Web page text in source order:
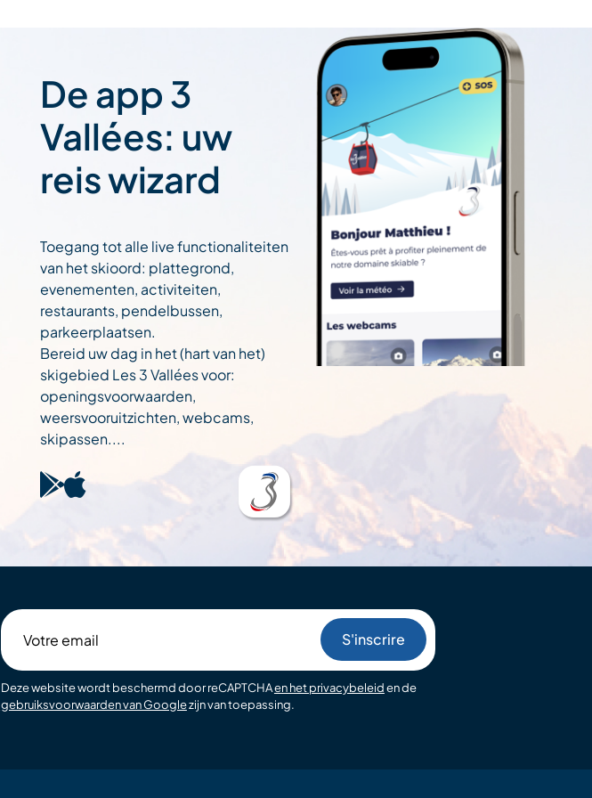
De app 3
Vallées: uw
reis wizard
Toegang tot alle live functionaliteiten
van het skioord: plattegrond,
evenementen, activiteiten,
restaurants, pendelbussen,
parkeerplaatsen.
Bereid uw dag in het (hart van het)
skigebied Les 3 Vallées voor:
openingsvoorwaarden,
weersvooruitzichten, webcams,
skipassen....
email
Deze website wordt beschermd door reCAPTCHAen het privacybeleiden de
gebruiksvoorwaarden van Googlezijn van toepassing.